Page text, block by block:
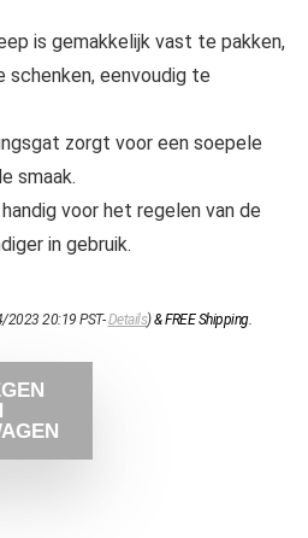
is gemakkelijk vast te pakken,
eenvoudig te
zorgt voor een soepele
smaak.
voor het regelen van de
in gebruik.
2023 20:19 PST-Details)&FREE Shipping.